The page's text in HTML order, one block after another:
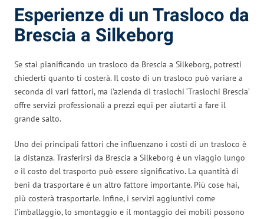
Esperienze di un Trasloco da
Brescia a Silkeborg
Se stai pianificando un trasloco da Brescia a Silkeborg, potresti
chiederti quanto ti costerà. Il costo di un trasloco può variare a
seconda di vari fattori, ma l’azienda di traslochi ‘Traslochi Brescia’
offre servizi professionali a prezzi equi per aiutarti a fare il
grande salto.
Uno dei principali fattori che influenzano i costi di un trasloco è
la distanza. Trasferirsi da Brescia a Silkeborg è un viaggio lungo
e il costo del trasporto può essere significativo. La quantità di
beni da trasportare è un altro fattore importante. Più cose hai,
più costerà trasportarle. Infine, i servizi aggiuntivi come
l’imballaggio, lo smontaggio e il montaggio dei mobili possono